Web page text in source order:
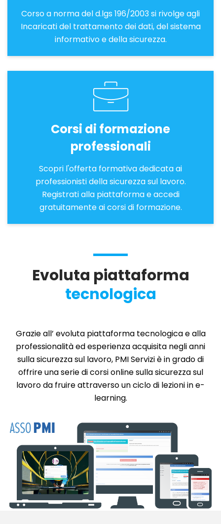
Corso a norma del d.lgs 196/2003 si rivolge agli
Incaricati del trattamento dei dati, del sistema
informativo e della sicurezza.
Corsi di formazione
professionali
Scopri l'offerta formativa dedicata ai
professionisti della sicurezza sul lavoro.
Registrati alla piattaforma e accedi
gratuitamente ai corsi di formazione.
Evoluta piattaforma
tecnologica
Grazie all’ evoluta piattaforma tecnologica e alla
professionalità ed esperienza acquisita negli anni
sulla sicurezza sul lavoro, PMI Servizi è in grado di
offrire una serie di corsi online sulla sicurezza sul
lavoro da fruire attraverso un ciclo di lezioni in e-
learning.